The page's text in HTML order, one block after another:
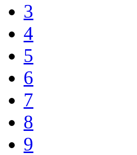
3
4
5
6
7
8
9